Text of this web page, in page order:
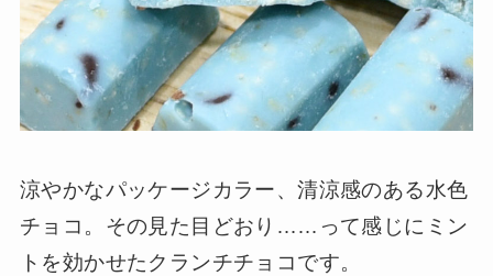
涼やかなパッケージカラー、清涼感のある水色
チョコ。その見た目どおり……って感じにミン
トを効かせたクランチチョコです。